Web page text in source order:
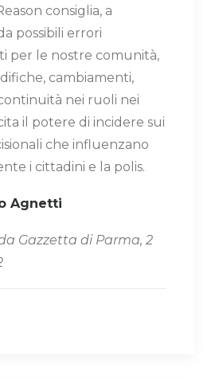
consiglia, a
possibili errori
per le nostre comunità,
cambiamenti,
nei ruoli nei
il potere di incidere sui
che influenzano
i cittadini e la polis.
Agnetti
Gazzetta di Parma, 2